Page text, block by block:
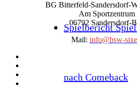
Spielbericht
nach Comeback
BG Bitterfeld-Sandersdorf-
Am Sportzentrum
06792 Sandersdorf-
Mail: info@bsw-